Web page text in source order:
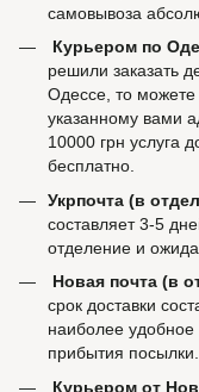
самовывоза
Курьером по
решили заказать
Одессе, то
указанному вами
10000 грн услуга
бесплатно.
Укрпочта (в
составляет 3-5
отделение и
Новая почта (в
срок доставки
наиболее
прибытия посылки.
Курьером от